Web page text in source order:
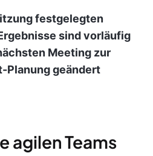
festgelegten
sind vorläufig
Meeting zur
Planung geändert
agilen Teams